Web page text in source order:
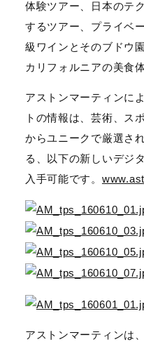
体験ツアー、日本のテ
するツアー、プライベ
級ワインとそのブドウ
カリフォルニアの美食
アストンマーティンに
トの情報は、芸術、ス
からユニークで厳選さ
る、以下の新しいデジ
入手可能です。
アストンマーティンは